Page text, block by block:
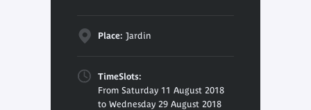
Place: Jardin
TimeSlots:
From Saturday 11 August 2018
to Wednesday 29 August 2018